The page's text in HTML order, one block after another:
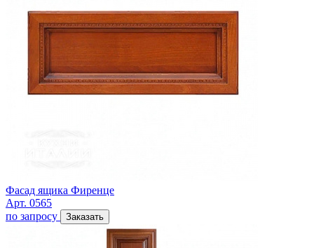
Фасад ящика Фиренце
Арт. 0565
по запросу
Заказать